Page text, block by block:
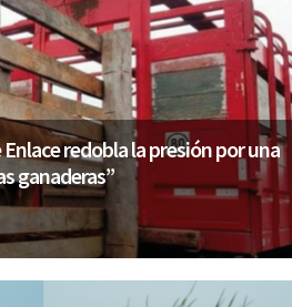
redobla la presión por una
ganaderas”